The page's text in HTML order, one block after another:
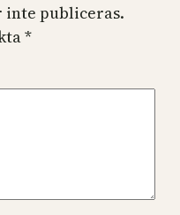
inte publiceras.
*